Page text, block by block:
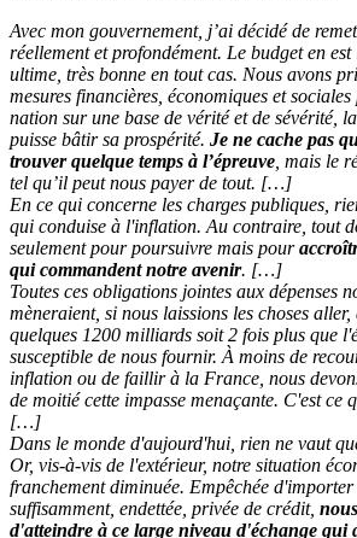
Avec mon gouvernement, j’ai décidé de
réellement et profondément. Le budget en
ultime, très bonne en tout cas. Nous avons
mesures financières, économiques et
nation sur une base de vérité et de sévérité,
puisse bâtir sa prospérité. Je ne cache pas
trouver quelque temps à l’épreuve , mais le
tel qu’il peut nous payer de tout. […]
En ce qui concerne les charges publiques,
qui conduise à l'inflation. Au contraire, tout
seulement pour poursuivre mais pour
qui commandent notre avenir. […]
Toutes ces obligations jointes aux dépenses
mèneraient, si nous laissions les choses
quelques 1200 milliards soit 2 fois plus que
susceptible de nous fournir. À moins de
inflation ou de faillir à la France, nous
de moitié cette impasse menaçante. C'est ce
[…]
Dans le monde d'aujourd'hui, rien ne vaut
Or, vis-à-vis de l'extérieur, notre situation
franchement diminuée. Empêchée
suffisamment, endettée, privée de crédit,
d'atteindre à ce large niveau d'échange qui